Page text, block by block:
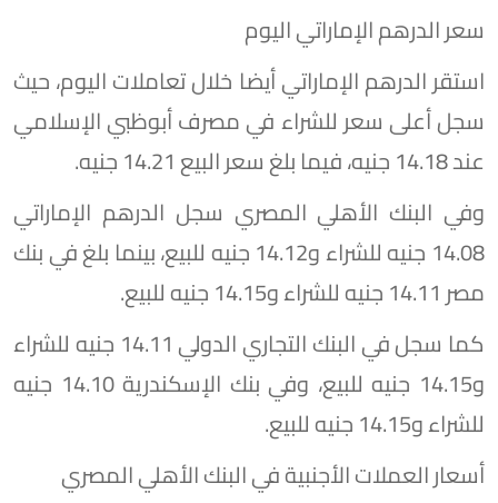
سعر الدرهم الإماراتي اليوم
استقر الدرهم الإماراتي أيضا خلال تعاملات اليوم، حيث
سجل أعلى سعر للشراء في مصرف أبوظبي الإسلامي
عند 14.18 جنيه، فيما بلغ سعر البيع 14.21 جنيه.
وفي البنك الأهلي المصري سجل الدرهم الإماراتي
14.08 جنيه للشراء و14.12 جنيه للبيع، بينما بلغ في بنك
مصر 14.11 جنيه للشراء و14.15 جنيه للبيع.
كما سجل في البنك التجاري الدولي 14.11 جنيه للشراء
و14.15 جنيه للبيع، وفي بنك الإسكندرية 14.10 جنيه
للشراء و14.15 جنيه للبيع.
أسعار العملات الأجنبية في البنك الأهلي المصري